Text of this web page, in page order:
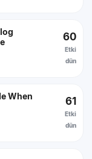
60
Etki
dün
When
61
Etki
dün